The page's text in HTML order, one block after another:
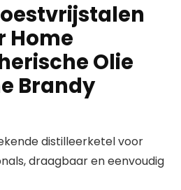
Home
Olie
Brandy
distilleerketel voor
draagbaar en eenvoudig